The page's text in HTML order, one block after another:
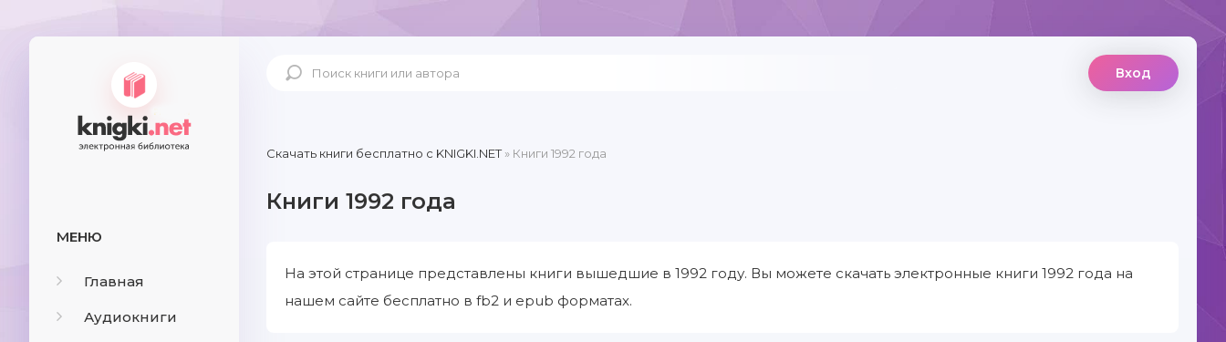
МЕНЮ
Главная
Аудиокниги
Вход
Скачать книги бесплатно c KNIGKI.NET» Книги 1992 года
Книги 1992 года
На этой странице представлены книги вышедшие в 1992 году. Вы можете скачать электронные книги 1992 года на
нашем сайте бесплатно в fb2 и epub форматах.